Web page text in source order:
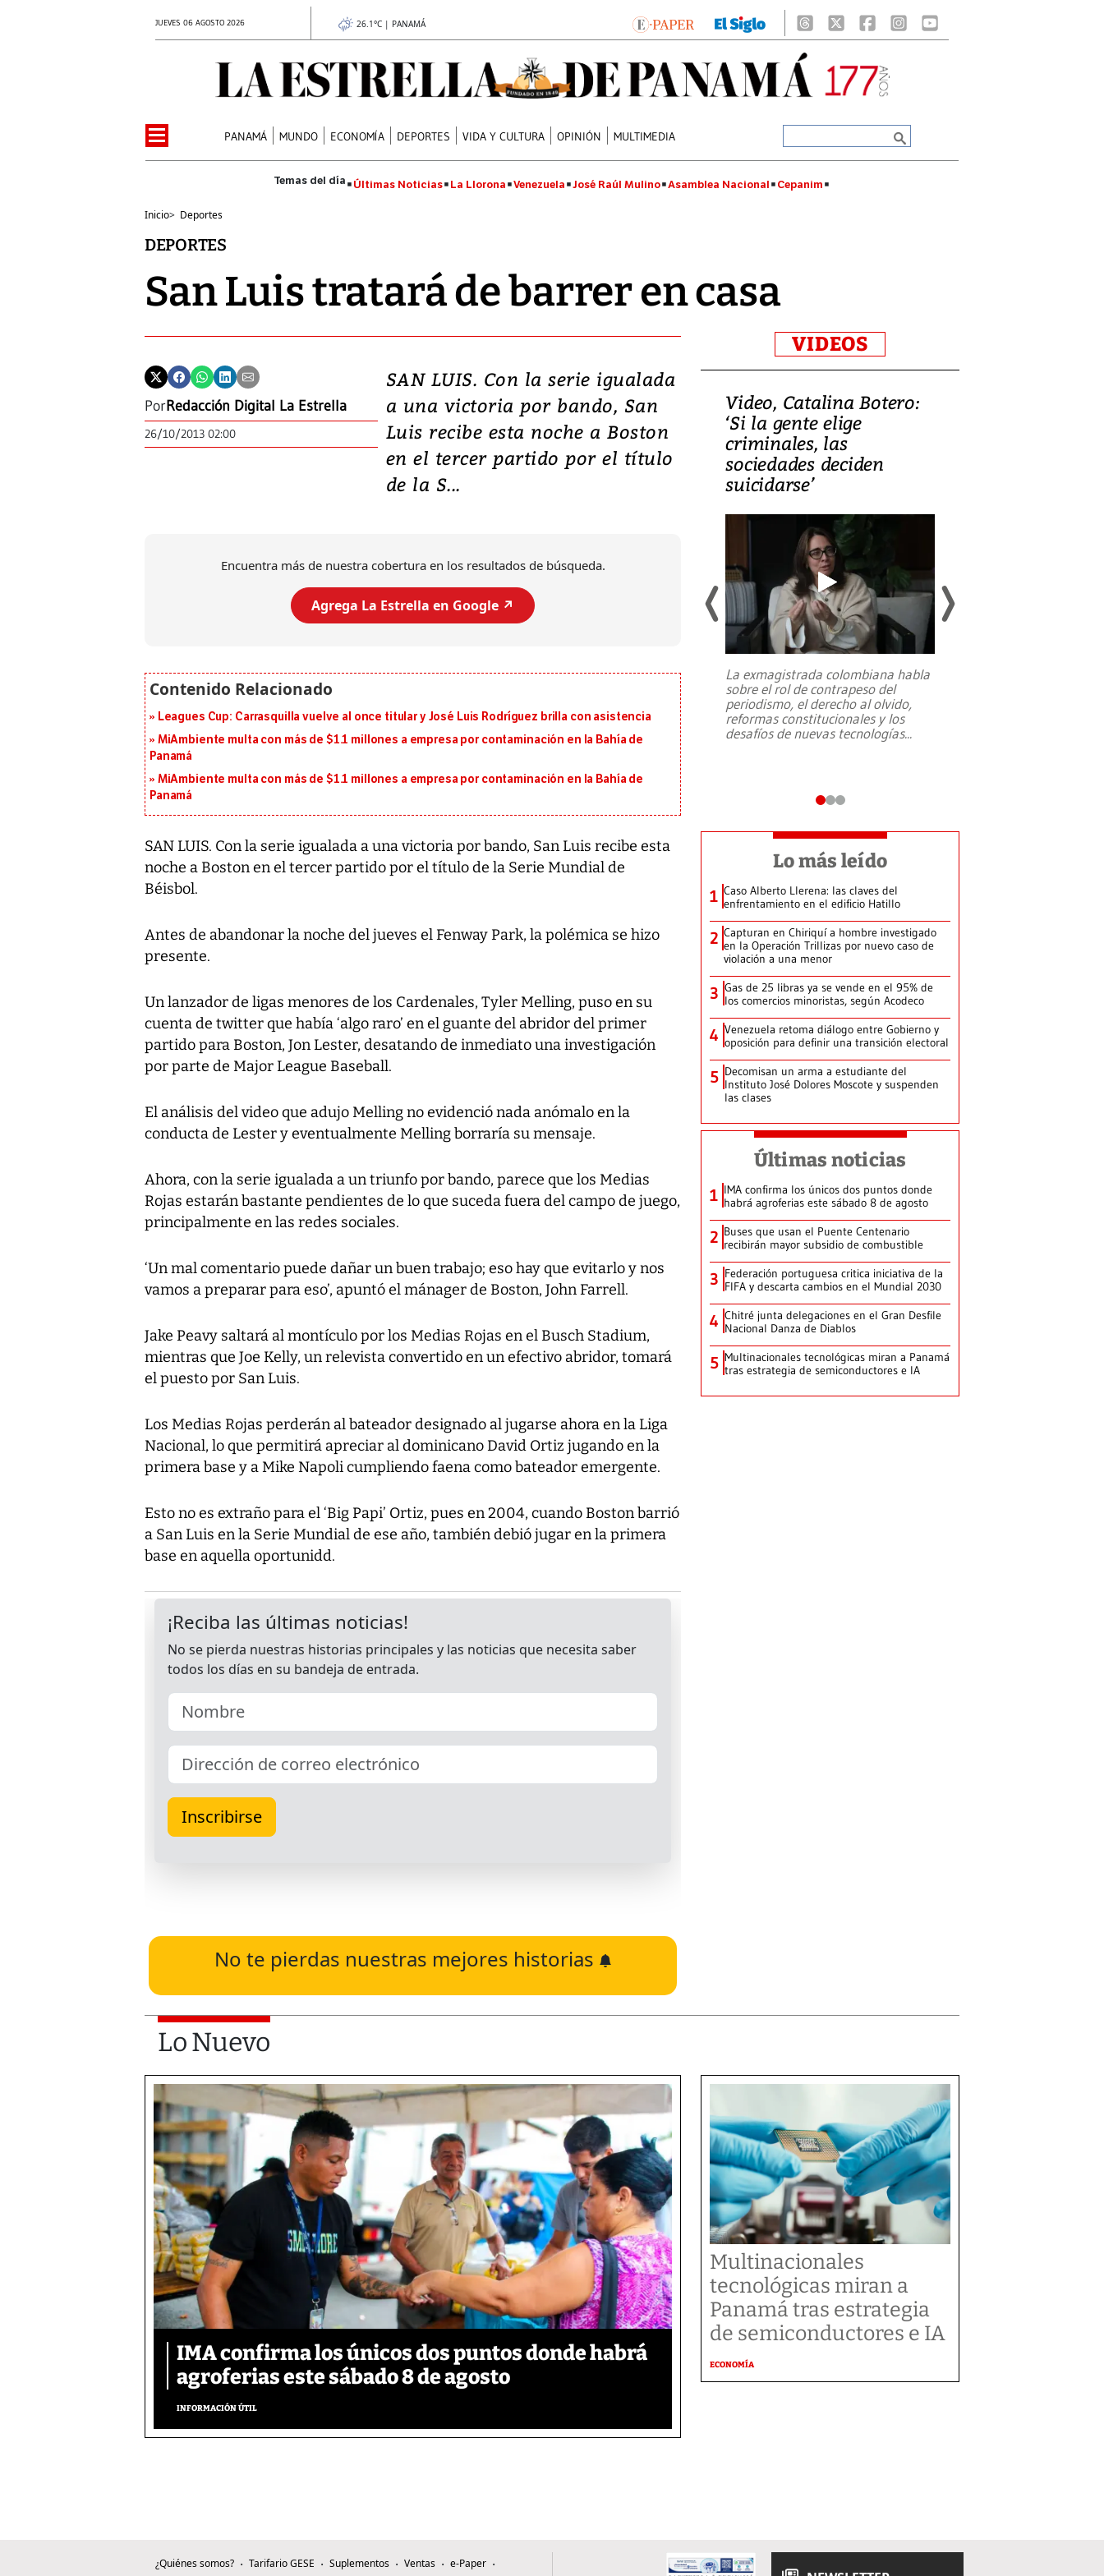
JUEVES 06 AGOSTO 2026 26.1°C | PANAMÁ
PANAMÁ MUNDO ECONOMÍA DEPORTES VIDA Y CULTURA OPINIÓN MULTIMEDIA
Últimas Noticias La Llorona Venezuela José Raúl Mulino Asamblea Nacional Cepanim
Inicio> Deportes
DEPORTES
San Luis tratará de barrer en casa
PorRedacción Digital La Estrella
26/10/2013 02:00
SAN LUIS. Con la serie igualada
a una victoria por bando, San
Luis recibe esta noche a Boston
en el tercer partido por el título
de la S...
Encuentra más de nuestra cobertura en los resultados de búsqueda.
Agrega La Estrella en Google ↗️
Leagues Cup: Carrasquilla vuelve al once titular y José Luis Rodríguez brilla con asistencia
MiAmbiente multa con más de $1.1 millones a empresa por contaminación en la Bahía de
Panamá
MiAmbiente multa con más de $1.1 millones a empresa por contaminación en la Bahía de
Panamá
SAN LUIS. Con la serie igualada a una victoria por bando, San Luis recibe esta
noche a Boston en el tercer partido por el título de la Serie Mundial de
Béisbol.
Antes de abandonar la noche del jueves el Fenway Park, la polémica se hizo
presente.
Un lanzador de ligas menores de los Cardenales, Tyler Melling, puso en su
cuenta de twitter que había ‘algo raro’ en el guante del abridor del primer
partido para Boston, Jon Lester, desatando de inmediato una investigación
por parte de Major League Baseball.
El análisis del video que adujo Melling no evidenció nada anómalo en la
conducta de Lester y eventualmente Melling borraría su mensaje.
Ahora, con la serie igualada a un triunfo por bando, parece que los Medias
Rojas estarán bastante pendientes de lo que suceda fuera del campo de juego,
principalmente en las redes sociales.
‘Un mal comentario puede dañar un buen trabajo; eso hay que evitarlo y nos
vamos a preparar para eso’, apuntó el mánager de Boston, John Farrell.
Jake Peavy saltará al montículo por los Medias Rojas en el Busch Stadium,
mientras que Joe Kelly, un relevista convertido en un efectivo abridor, tomará
el puesto por San Luis.
Los Medias Rojas perderán al bateador designado al jugarse ahora en la Liga
Nacional, lo que permitirá apreciar al dominicano David Ortiz jugando en la
primera base y a Mike Napoli cumpliendo faena como bateador emergente.
Esto no es extraño para el ‘Big Papi’ Ortiz, pues en 2004, cuando Boston barrió
a San Luis en la Serie Mundial de ese año, también debió jugar en la primera
base en aquella oportunidd.
No te pierdas nuestras mejores historias
VIDEOS
Video, Japón: Terremoto
deja heridos y graves
daños en Kumamoto
al sur de Japón, provocando una
Video, Catalina Botero:
‘Si la gente elige
criminales, las
sociedades deciden
suicidarse’
La exmagistrada colombiana habla
sobre el rol de contrapeso del
periodismo, el derecho al olvido,
reformas constitucionales y los
desafíos de nuevas tecnologías...
Lo más leído
1 Caso Alberto Llerena: las claves del
enfrentamiento en el edificio Hatillo
2 Capturan en Chiriquí a hombre investigado
en la Operación Trillizas por nuevo caso de
violación a una menor
3 Gas de 25 libras ya se vende en el 95% de
los comercios minoristas, según Acodeco
4 Venezuela retoma diálogo entre Gobierno y
oposición para definir una transición electoral
5 Decomisan un arma a estudiante del
Instituto José Dolores Moscote y suspenden
las clases
Últimas noticias
1 IMA confirma los únicos dos puntos donde
habrá agroferias este sábado 8 de agosto
2 Buses que usan el Puente Centenario
recibirán mayor subsidio de combustible
3 Federación portuguesa critica iniciativa de la
FIFA y descarta cambios en el Mundial 2030
4 Chitré junta delegaciones en el Gran Desfile
Nacional Danza de Diablos
5 Multinacionales tecnológicas miran a Panamá
tras estrategia de semiconductores e IA
Lo Nuevo
IMA confirma los únicos dos puntos donde habrá
agroferias este sábado 8 de agosto
INFORMACIÓN ÚTIL
Multinacionales
tecnológicas miran a
Panamá tras estrategia
de semiconductores e IA
ECONOMÍA
¿Quiénes somos? Tarifario GESE Suplementos Ventas e-Paper